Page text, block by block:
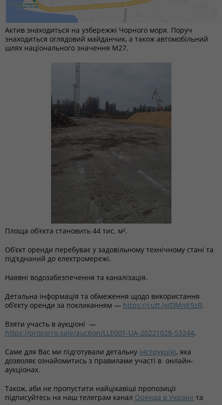
Актив знаходиться на узбережжі Чорного моря. Поруч
знаходиться оглядовий майданчик, а також автомобільний
шлях національного значення М27.
Площа об’єкта становить 44 тис. м².
Об’єкт оренди перебуває у задовільному технічному стані та
під’єднаний до електромережі.
Наявні водозабезпечення та каналізація.
Детальна інформація та обмеження щодо використання
об’єкту оренди за покликанням — https://cutt.ly/DMnK9zR.
Взяти участь в аукціоні —
https://prozorro.sale/auction/LLE001-UA-20221028-53244.
Саме для Вас ми підготували детальну інструкцію, яка
дозволяє ознайомитись з правилами участі в онлайн-
аукціонах.
Також, аби не пропустити найцікавіші пропозиції
підписуйтесь на наш телеграм канал Оренда в Україні та